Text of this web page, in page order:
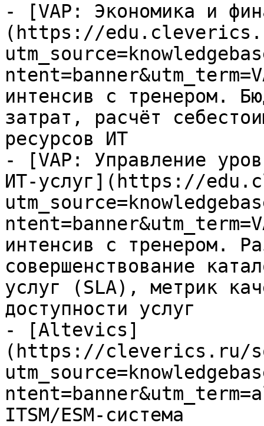
- [VAP: Экономика и
(https://
интенсив с тренером.
затрат, расчёт
ресурсов ИТ
- [VAP: Управление
ИТ-услуг](https://
интенсив с тренером.
совершенствование
услуг (SLA), метрик
доступности услуг
- [Altevics]
(https://cleverics.ru/
ITSM/ESM-система